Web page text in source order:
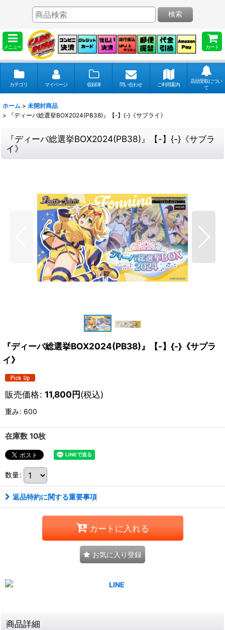
メニュー カート
検索
カテゴリ マイページ 収録弾 問い合わせ ご利用案内
店頭受取につい
て
ホーム > 未開封商品
>
『ディーバ総選挙BOX2024(PB38)』【-】{-}《サプライ》
『ディーバ総選挙BOX2024(PB38)』【-】{-}《サプラ
イ》
『ディーバ総選挙BOX2024(PB38)』【-】{-}《サプラ
イ》
販売価格: 11,800円(税込)
重み: 600
在庫数 10枚
数量:
返品特約に関する重要事項
カートに入れる
お気に入り登録
商品詳細